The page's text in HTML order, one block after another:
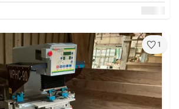
1